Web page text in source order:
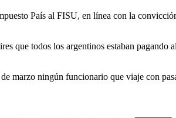
País al FISU, en línea con la
que todos los argentinos estaban
ningún funcionario que viaje con